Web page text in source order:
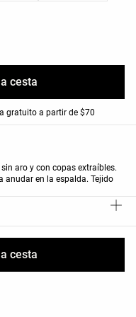
cesta
cesta
gratuito a partir de $70
aro y con copas extraíbles.
anudar en la espalda. Tejido